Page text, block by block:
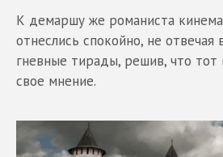
К демаршу же романиста
отнеслись спокойно, не отвечая
гневные тирады, решив, что тот
свое мнение.